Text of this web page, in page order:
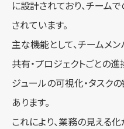
に設計されており、チーム
されています。
主な機能として、チームメ
共有・プロジェクトごとの
ジュールの可視化・タスク
あります。
これにより、業務の見える